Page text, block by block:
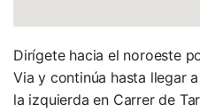
Dirígete hacia el noroeste
Via y continúa hasta llegar
la izquierda en Carrer de